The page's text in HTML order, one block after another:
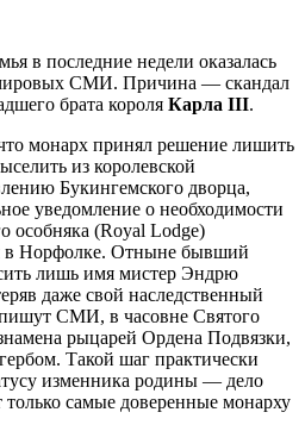
в последние недели оказалась
СМИ. Причина — скандал
брата короля Карла III.
монарх принял решение лишить
из королевской
Букингемского дворца,
уведомление о необходимости
особняка (Royal Lodge)
в Норфолке. Отныне бывший
лишь имя мистер Эндрю
даже свой наследственный
СМИ, в часовне Святого
рыцарей Ордена Подвязки,
Такой шаг практически
изменника родины — дело
только самые доверенные монарху